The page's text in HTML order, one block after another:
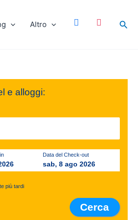
Altro
e alloggi:
Data del Check-out
sab, 8 ago 2026
più tardi